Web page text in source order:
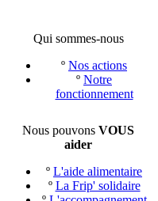
Qui sommes-nous
º Nos actions
º Notre
fonctionnement
Nous pouvons VOUS
aider
º L'aide alimentaire
º La Frip' solidaire